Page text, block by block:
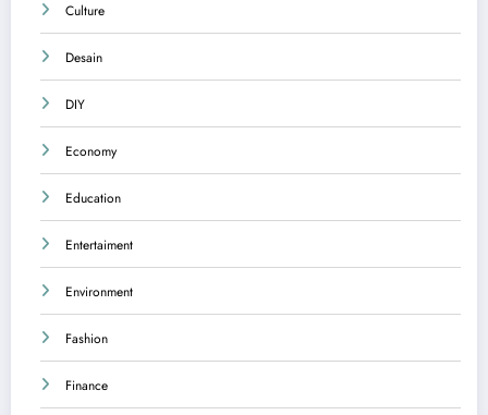
Culture
Desain
DIY
Economy
Education
Entertaiment
Environment
Fashion
Finance